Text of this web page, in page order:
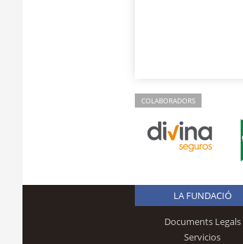
COLABORADORS
LA FUNDACIÓ
Documents Legals
Servicios